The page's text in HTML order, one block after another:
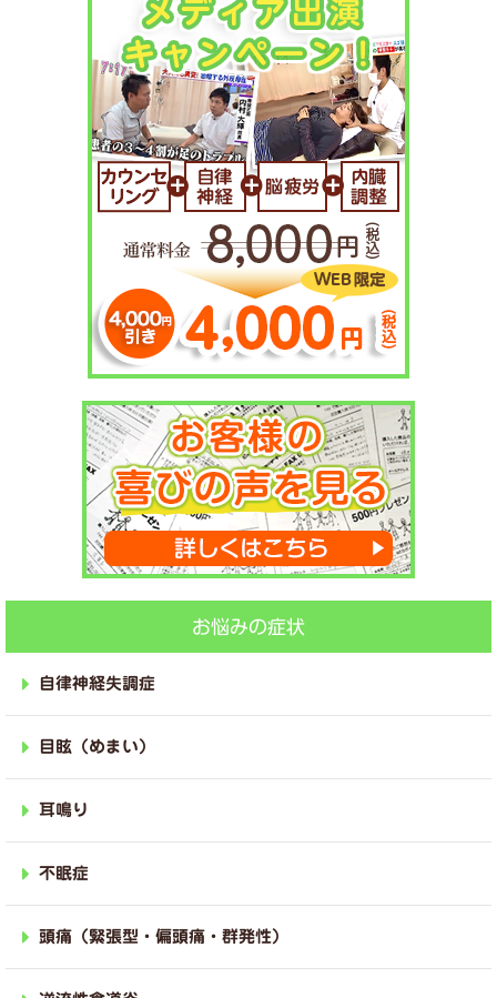
お悩みの症状
自律神経失調症
目眩（めまい）
耳鳴り
不眠症
頭痛（緊張型・偏頭痛・群発性）